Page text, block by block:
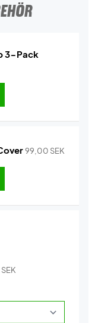
3-Pack
99,00 SEK
SEK